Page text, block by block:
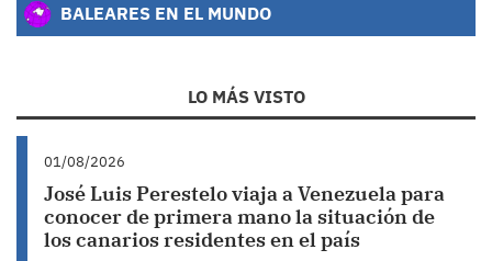
BALEARES EN EL MUNDO
LO MÁS VISTO
01/08/2026
José Luis Perestelo viaja a Venezuela para
conocer de primera mano la situación de
los canarios residentes en el país